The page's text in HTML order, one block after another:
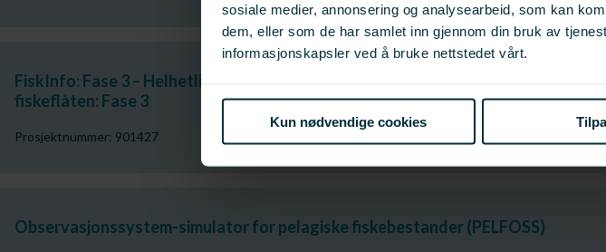
sosiale medier, annonsering og analysearbeid, som kan
dem, eller som de har samlet inn gjennom din bruk av
informasjonskapsler ved å bruke nettstedet vårt.
Kun nødvendige cookies
FiskInfo: Fase 3 – Helhetlig løsning for digital distribusjon av viktig informasjon til
fiskeflåten: Fase 3
Prosjektnummer: 901427
Observasjonssystem-simulator for pelagiske fiskebestander (PELFOSS)